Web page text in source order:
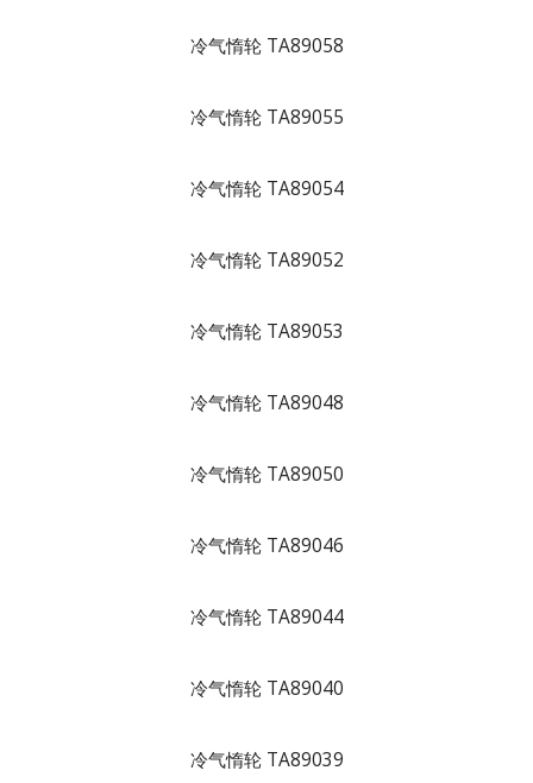
冷气惰轮 TA89058
冷气惰轮 TA89055
冷气惰轮 TA89054
冷气惰轮 TA89052
冷气惰轮 TA89053
冷气惰轮 TA89048
冷气惰轮 TA89050
冷气惰轮 TA89046
冷气惰轮 TA89044
冷气惰轮 TA89040
冷气惰轮 TA89039